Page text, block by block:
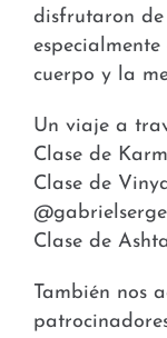
disfrutaron de
cuerpo y la
Un viaje a
Clase de
Clase de
Clase de
También nos